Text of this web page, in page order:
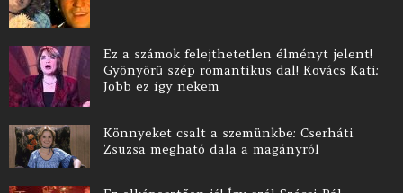
Ez a számok felejthetetlen élményt jelent!
Gyönyörű szép romantikus dal! Kovács Kati:
Jobb ez így nekem
Könnyeket csalt a szemünkbe: Cserháti
Zsuzsa megható dala a magányról